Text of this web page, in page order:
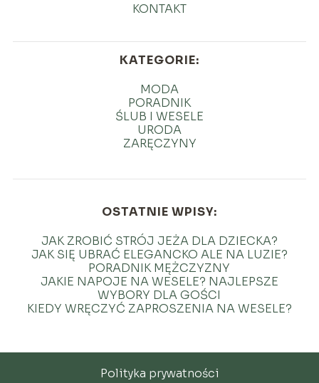
KONTAKT
KATEGORIE:
MODA
PORADNIK
ŚLUB I WESELE
URODA
ZARĘCZYNY
OSTATNIE WPISY:
JAK ZROBIĆ STRÓJ JEŻA DLA DZIECKA?
JAK SIĘ UBRAĆ ELEGANCKO ALE NA LUZIE?
PORADNIK MĘŻCZYZNY
JAKIE NAPOJE NA WESELE? NAJLEPSZE
WYBORY DLA GOŚCI
KIEDY WRĘCZYĆ ZAPROSZENIA NA WESELE?
Polityka prywatności